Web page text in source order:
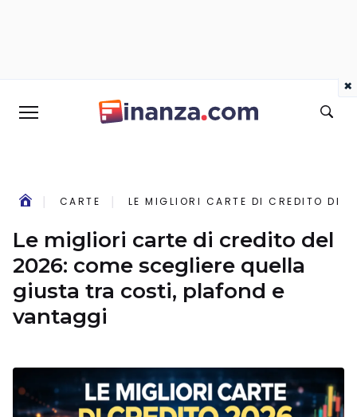
CARTE LE MIGLIORI CARTE DI CREDITO
Le migliori carte di credito del
2026: come scegliere quella
giusta tra costi, plafond e
vantaggi
×